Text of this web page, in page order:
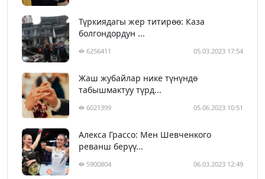
Түркиядагы жер титирөө: Каза
болгондордун ...
6256411 05.03.2023 17:54
Жаш жубайлар нике түнүндө
табышмактуу түрд...
6021399 05.06.2023 10:51
Алекса Грассо: Мен Шевченкого
реванш берүү...
5900804 06.03.2023 12:49